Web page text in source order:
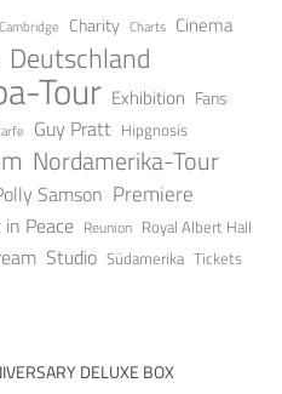
Cambridge Charity Charts Cinema
Deutschland
Tour Exhibition Fans
Guy Pratt Hipgnosis
Nordamerika-Tour
Samson Premiere
in Peace Reunion Royal Albert Hall
Studio Südamerika Tickets
DELUXE BOX